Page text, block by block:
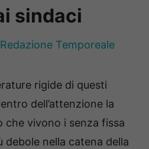
sindaci
Redazione Temporeale
rigide di questi
dell’attenzione la
che vivono i senza fissa
debole nella catena della